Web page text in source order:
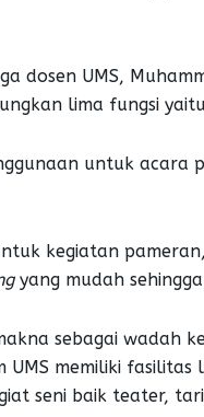
dosen UMS,
lima fungsi yaitu
untuk acara
kegiatan
yang mudah
sebagai wadah
UMS memiliki
seni baik teater,